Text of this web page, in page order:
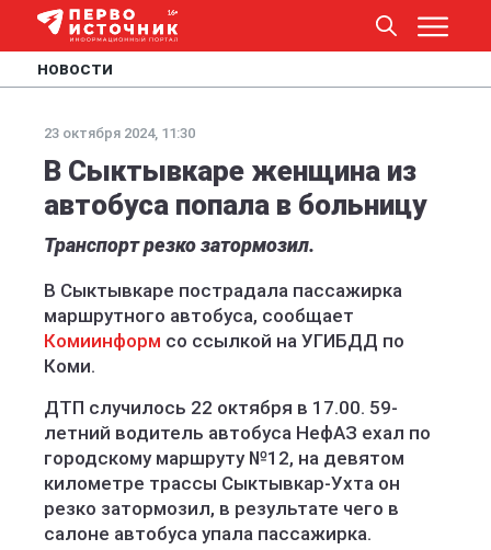
НОВОСТИ
23 октября 2024, 11:30
В Сыктывкаре женщина из
автобуса попала в больницу
Транспорт резко затормозил.
В Сыктывкаре пострадала пассажирка
маршрутного автобуса, сообщает
Комиинформ со ссылкой на УГИБДД по
Коми.
ДТП случилось 22 октября в 17.00. 59-
летний водитель автобуса НефАЗ ехал по
городскому маршруту №12, на девятом
километре трассы Сыктывкар-Ухта он
резко затормозил, в результате чего в
салоне автобуса упала пассажирка.